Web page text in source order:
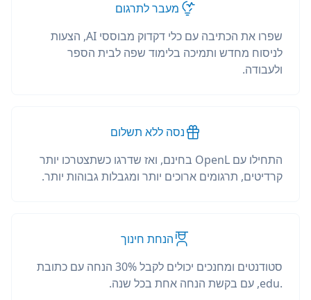
מעבר לתרגום
שפרו את הכתיבה עם כלי דקדוק מבוססי AI, הצעות
לניסוח מחדש ותמיכה בלימוד שפה לבית הספר
ולעבודה.
נסה ללא תשלום
התחילו עם OpenL בחינם, ואז שדרגו כשתצטרכו יותר
קרדיטים, תרגומים ארוכים יותר ומגבלות גבוהות יותר.
הנחת חינוך
סטודנטים ומחנכים יכולים לקבל 30% הנחה עם כתובת
.edu, עם בקשת הנחה אחת בכל שנה.